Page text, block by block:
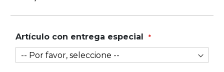
Artículo con entrega especial